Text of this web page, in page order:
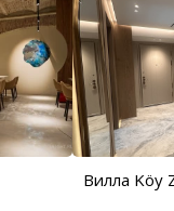
Вилла Köy